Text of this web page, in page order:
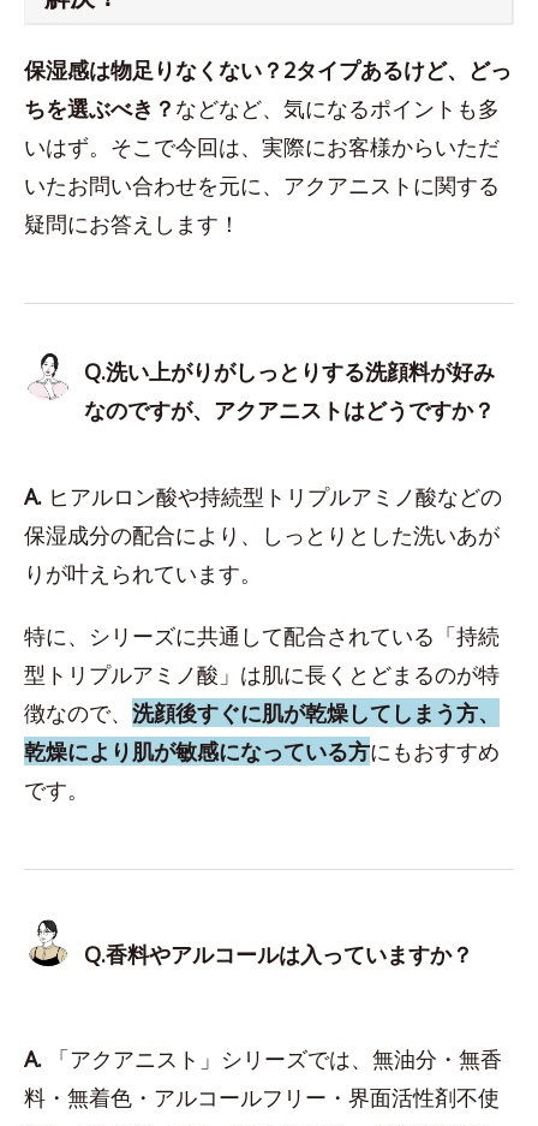
保湿感は物足りなくない？2タイプあるけど、どっ
ちを選ぶべき？ などなど、気になるポイントも多
いはず。そこで今回は、実際にお客様からいただ
いたお問い合わせを元に、アクアニストに関する
疑問にお答えします！
Q.洗い上がりがしっとりする洗顔料が好み
なのですが、アクアニストはどうですか？
A. ヒアルロン酸や持続型トリプルアミノ酸などの
保湿成分の配合により、しっとりとした洗いあが
りが叶えられています。
特に、シリーズに共通して配合されている「持続
型トリプルアミノ酸」は肌に長くとどまるのが特
徴なので、 洗顔後すぐに肌が乾燥してしまう方、
乾燥により肌が敏感になっている方にもおすすめ
です。
Q.香料やアルコールは入っていますか？
A.
「アクアニスト」シリーズでは、無油分・無香
料・無着色・アルコールフリー・界面活性剤不使